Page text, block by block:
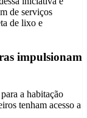
de serviços
de lixo e
impulsionam
a habitação
tenham acesso a